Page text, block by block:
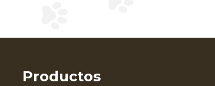
Productos